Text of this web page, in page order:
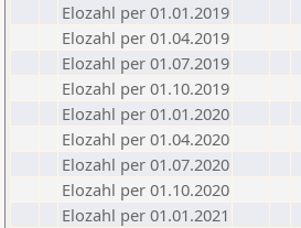
Elozahl per 01.01.2019
Elozahl per 01.04.2019
Elozahl per 01.07.2019
Elozahl per 01.10.2019
Elozahl per 01.01.2020
Elozahl per 01.04.2020
Elozahl per 01.07.2020
Elozahl per 01.10.2020
Elozahl per 01.01.2021